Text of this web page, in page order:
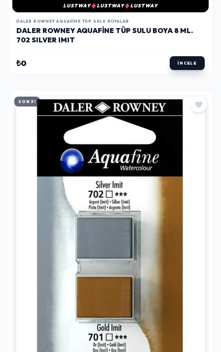
LUSTWAY LUSTWAY LUSTWAY
DALER ROWNEY AQUAFINE TÜP SULU BOYALAR
DALER ROWNEY AQUAFINE TÜP SULU BOYA 8 ML.
702 SILVER IMIT
₺0 İNCELE
SON 3!